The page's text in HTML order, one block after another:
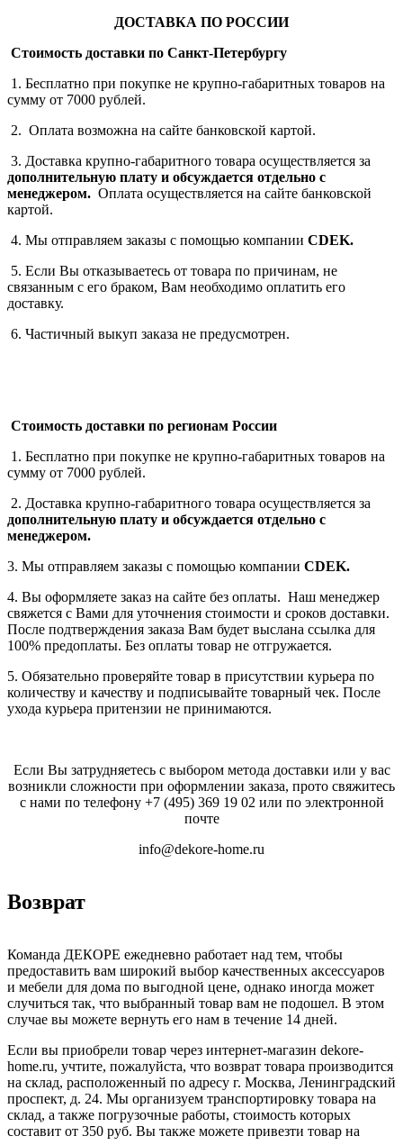
ДОСТАВКА ПО РОССИИ
Стоимость доставки по Санкт-Петербургу
1. Бесплатно при покупке не крупно-габаритных товаров на
сумму от 7000 рублей.
2. Оплата возможна на сайте банковской картой.
3. Доставка крупно-габаритного товара осуществляется за
дополнительную плату и обсуждается отдельно с
менеджером. Оплата осуществляется на сайте банковской
картой.
4. Мы отправляем заказы с помощью компании СDEK.
5. Если Вы отказываетесь от товара по причинам, не
связанным с его браком, Вам необходимо оплатить его
доставку.
6. Частичный выкуп заказа не предусмотрен.
Стоимость доставки по регионам России
1. Бесплатно при покупке не крупно-габаритных товаров на
сумму от 7000 рублей.
2. Доставка крупно-габаритного товара осуществляется за
дополнительную плату и обсуждается отдельно с
менеджером.
3. Мы отправляем заказы с помощью компании СDEK.
4. Вы оформляете заказ на сайте без оплаты. Наш менеджер
свяжется с Вами для уточнения стоимости и сроков доставки.
После подтверждения заказа Вам будет выслана ссылка для
100% предоплаты. Без оплаты товар не отгружается.
5. Обязательно проверяйте товар в присутствии курьера по
количеству и качеству и подписывайте товарный чек. После
ухода курьера притензии не принимаются.
Если Вы затрудняетесь с выбором метода доставки или у вас
возникли сложности при оформлении заказа, прото свяжитесь
с нами по телефону +7 (495) 369 19 02 или по электронной
почте
info@dekore-home.ru
Возврат
Команда ДЕКОРЕ ежедневно работает над тем, чтобы
предоставить вам широкий выбор качественных аксессуаров
и мебели для дома по выгодной цене, однако иногда может
случиться так, что выбранный товар вам не подошел. В этом
случае вы можете вернуть его нам в течение 14 дней.
Если вы приобрели товар через интернет-магазин dekore-
home.ru, учтите, пожалуйста, что возврат товара производится
на склад, расположенный по адресу г. Москва, Ленинградский
проспект, д. 24. Мы организуем транспортировку товара на
склад, а также погрузочные работы, стоимость которых
составит от 350 руб. Вы также можете привезти товар на